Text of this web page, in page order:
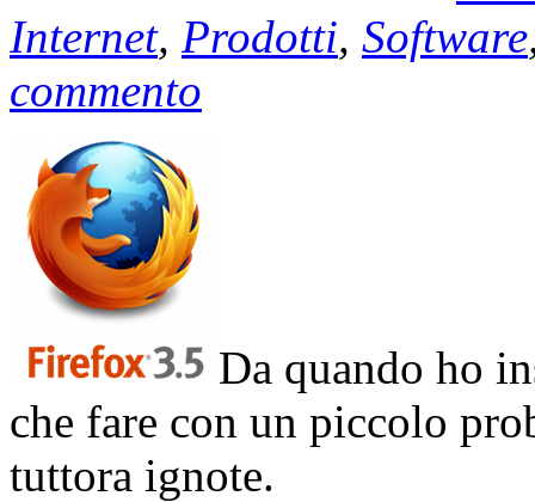
Internet, Prodotti, Software
commento
Da quando ho
che fare con un piccolo
tuttora ignote.